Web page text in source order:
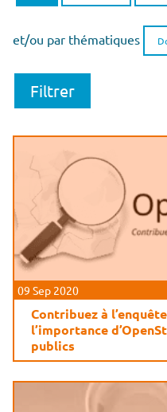
et/ou par thématiques
09 Sep 2020
Contribuez à
l’importance
publics